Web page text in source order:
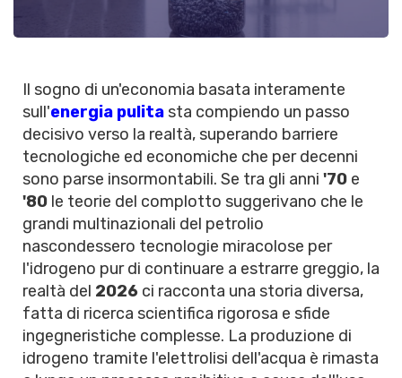
Il sogno di un'economia basata interamente
sull'energia pulita sta compiendo un passo
decisivo verso la realtà, superando barriere
tecnologiche ed economiche che per decenni
sono parse insormontabili. Se tra gli anni '70 e
'80 le teorie del complotto suggerivano che le
grandi multinazionali del petrolio
nascondessero tecnologie miracolose per
l'idrogeno pur di continuare a estrarre greggio, la
realtà del 2026 ci racconta una storia diversa,
fatta di ricerca scientifica rigorosa e sfide
ingegneristiche complesse. La produzione di
idrogeno tramite l'elettrolisi dell'acqua è rimasta